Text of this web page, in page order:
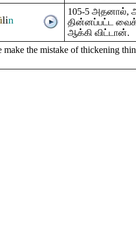
lin
105-5 அதனால்,
தின்னப்பட்ட
ஆக்கி விட்டான்.
make the mistake of thickening